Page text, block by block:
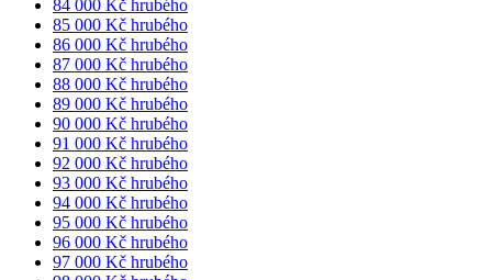
84 000 Kč hrubého
85 000 Kč hrubého
86 000 Kč hrubého
87 000 Kč hrubého
88 000 Kč hrubého
89 000 Kč hrubého
90 000 Kč hrubého
91 000 Kč hrubého
92 000 Kč hrubého
93 000 Kč hrubého
94 000 Kč hrubého
95 000 Kč hrubého
96 000 Kč hrubého
97 000 Kč hrubého